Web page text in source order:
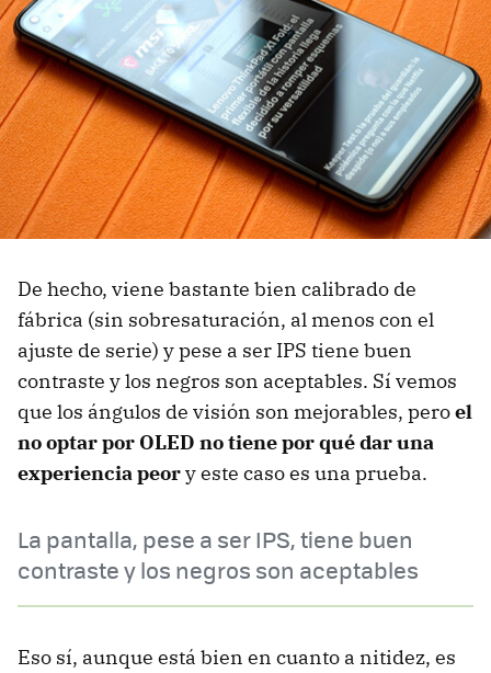
De hecho, viene bastante bien calibrado de
fábrica (sin sobresaturación, al menos con el
ajuste de serie) y pese a ser IPS tiene buen
contraste y los negros son aceptables. Sí vemos
que los ángulos de visión son mejorables, peroel
no optar por OLED no tiene por qué dar una
experiencia peory este caso es una prueba.
La pantalla, pese a ser IPS, tiene buen
contraste y los negros son aceptables
Eso sí, aunque está bien en cuanto a nitidez, es